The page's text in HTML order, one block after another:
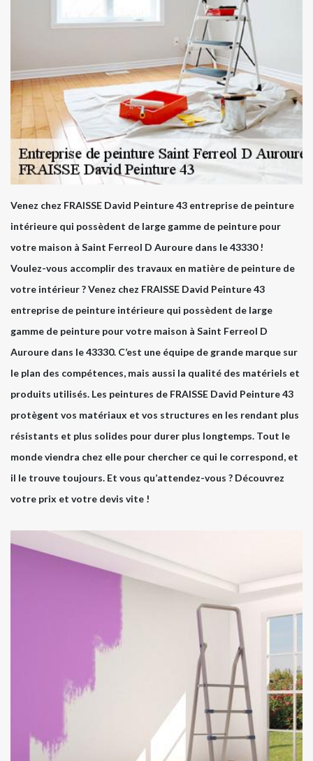
Venez chez FRAISSE David Peinture 43 entreprise de peinture
intérieure qui possèdent de large gamme de peinture pour
votre maison à Saint Ferreol D Auroure dans le 43330 !
Voulez-vous accomplir des travaux en matière de peinture de
votre intérieur ? Venez chez FRAISSE David Peinture 43
entreprise de peinture intérieure qui possèdent de large
gamme de peinture pour votre maison à Saint Ferreol D
Auroure dans le 43330. C’est une équipe de grande marque sur
le plan des compétences, mais aussi la qualité des matériels et
produits utilisés. Les peintures de FRAISSE David Peinture 43
protègent vos matériaux et vos structures en les rendant plus
résistants et plus solides pour durer plus longtemps. Tout le
monde viendra chez elle pour chercher ce qui le correspond, et
il le trouve toujours. Et vous qu’attendez-vous ? Découvrez
votre prix et votre devis vite !